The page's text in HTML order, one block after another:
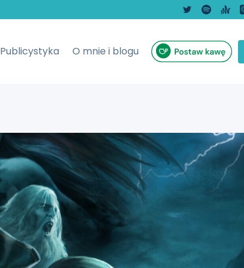
Publicystyka O mnie i blogu